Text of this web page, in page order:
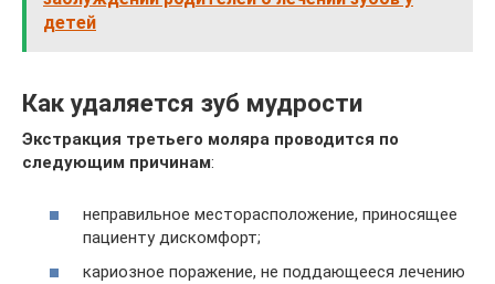
детей
Как удаляется зуб мудрости
Экстракция третьего моляра проводится по
следующим причинам:
неправильное месторасположение, приносящее
пациенту дискомфорт;
кариозное поражение, не поддающееся лечению